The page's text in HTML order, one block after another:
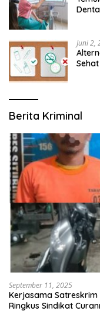
Juni 2,
Berita Kriminal
September 11, 2025
Kerjasama Satreskrim
Ringkus Sindikat